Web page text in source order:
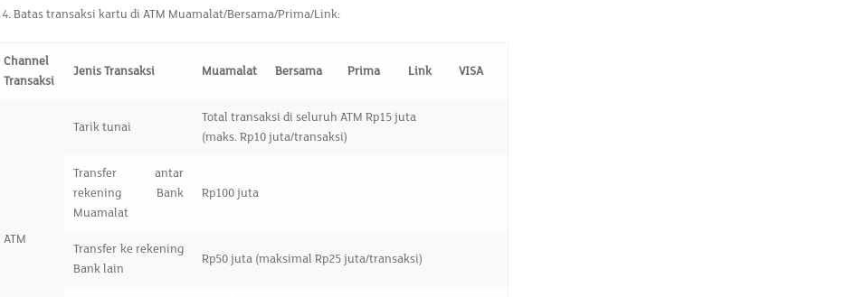
Batas transaksi kartu di ATM Muamalat/Bersama/Prima/Link:
Channel
Transaksi
Jenis Transaksi Muamalat Bersama Prima Link VISA
ATM
Tarik tunai
Total transaksi di seluruh ATM Rp15 juta
(maks. Rp10 juta/transaksi)
Transfer antar
rekening Bank
Muamalat
Rp100 juta
Transfer ke rekening
Bank lain
Rp50 juta (maksimal Rp25 juta/transaksi)